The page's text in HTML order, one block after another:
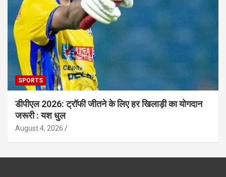
SPORTS
डीपीएल 2026: ट्रॉफी जीतने के लिए हर खिलाड़ी का योगदान
जरूरी : यश धुल
August 4, 2026